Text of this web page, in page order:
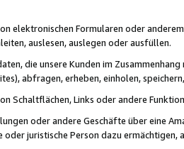
elektronischen Formularen oder
auslesen, auslegen oder ausfüllen.
die unsere Kunden im
abfragen, erheben, einholen,
Schaltflächen, Links oder andere
oder andere Geschäfte über eine
oder juristische Person dazu